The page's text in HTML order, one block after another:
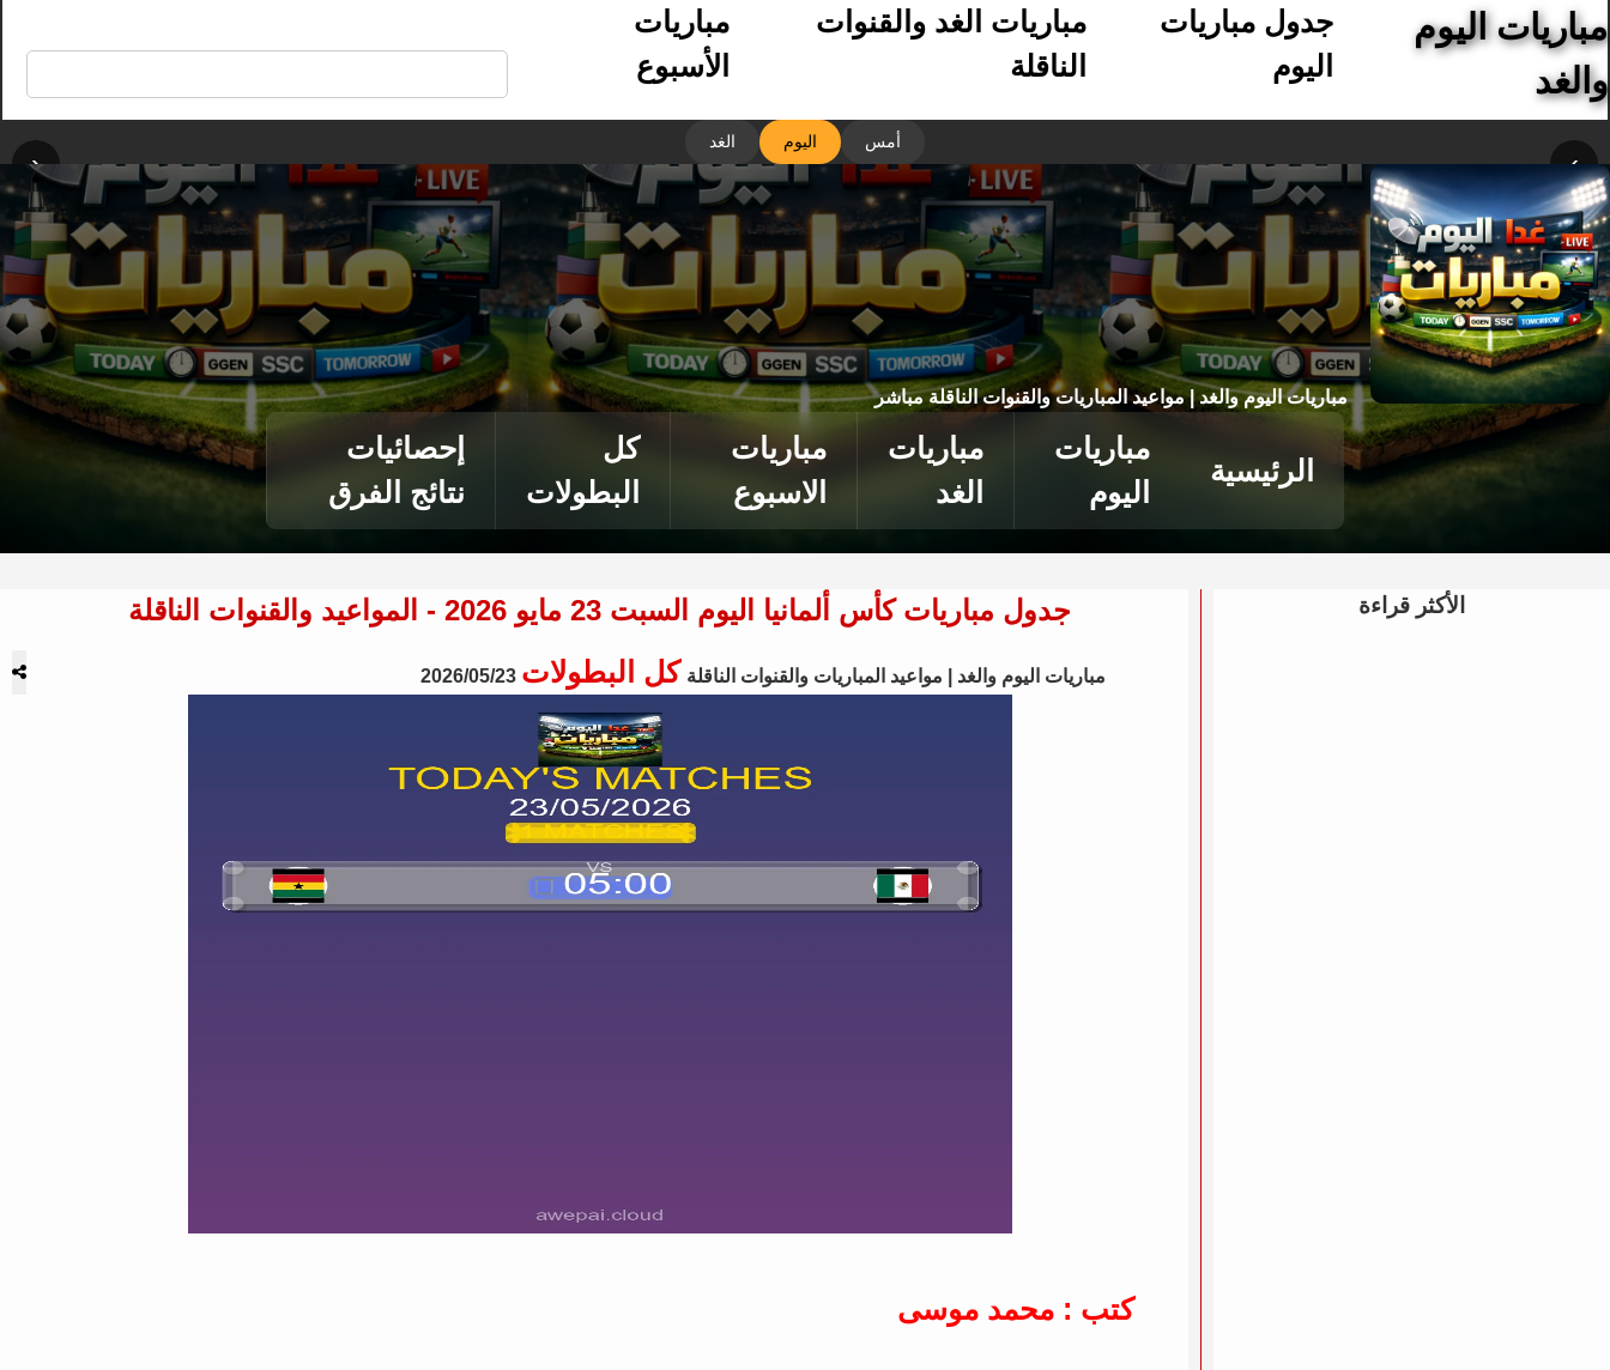
مباريات اليوم
والغد
جدول مباريات
اليوم
مباريات الغد والقنوات
الناقلة
مباريات
الأسبوع
أمس اليوم الغد
‹ ›
مباريات اليوم والغد | مواعيد المباريات والقنوات الناقلة مباشر
الرئيسية
مباريات
اليوم
مباريات
الغد
مباريات
الاسبوع
كل
البطولات
إحصائيات
نتائج الفرق
جدول مباريات كأس ألمانيا اليوم السبت 23 مايو 2026 - المواعيد والقنوات الناقلة
مباريات اليوم والغد | مواعيد المباريات والقنوات الناقلة كل البطولات 2026/05/23
كتب : محمد موسى
الأكثر قراءة